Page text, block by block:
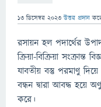
13 ডিসেম্বর 2023 উত্তর প্রদান
রসায়ন হল পদার্থের
ক্রিয়া-বিক্রিয়া সংক্রান্ত
যাবতীয় বস্তু পরমাণু
বন্ধন দ্বারা আবদ্ধ হয়ে
করে।